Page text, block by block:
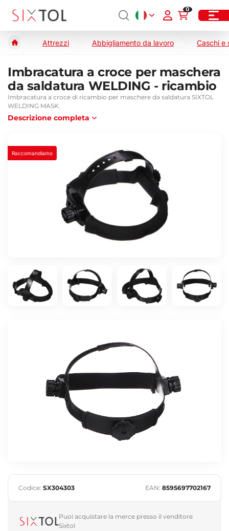
0
Attrezzi Abbigliamento da lavoro Caschi e
Imbracatura a croce per maschera
da saldatura WELDING - ricambio
Imbracatura a croce di ricambio per maschere da saldatura SIXTOL
WELDING MASK.
Descrizione completa
Raccomandiamo
Codice: SX304303 EAN: 8595697702167
Puoi acquistare la merce presso il venditore
Sixtol